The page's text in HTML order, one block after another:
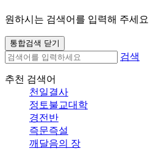
원하시는 검색어를 입력해 주세요
통합검색 닫기
검색
추천 검색어
천일결사
정토불교대학
경전반
즉문즉설
깨달음의 장